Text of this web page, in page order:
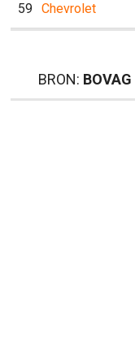
59 Chevrolet
BRON: BOVAG